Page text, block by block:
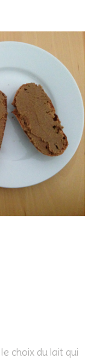
choix du lait qui